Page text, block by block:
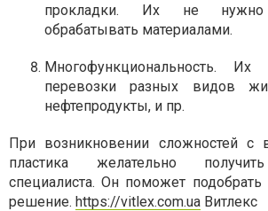
прокладки. Их не нужно
обрабатывать материалами.
Многофункциональность. Их
перевозки разных видов
нефтепродукты, и пр.
При возникновении сложностей с
пластика желательно
специалиста. Он поможет
решение. https://vitlex.com.ua Витлекс